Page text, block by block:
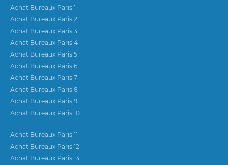
Achat Bureaux Paris 1
Achat Bureaux Paris 2
Achat Bureaux Paris 3
Achat Bureaux Paris 4
Achat Bureaux Paris 5
Achat Bureaux Paris 6
Achat Bureaux Paris 7
Achat Bureaux Paris 8
Achat Bureaux Paris 9
Achat Bureaux Paris 10
Achat Bureaux Paris 11
Achat Bureaux Paris 12
Achat Bureaux Paris 13